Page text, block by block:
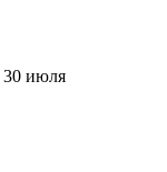
30 июля